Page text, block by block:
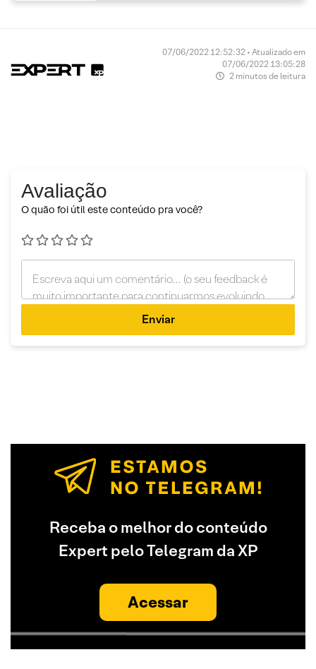
07/06/2022 12:52:32 • Atualizado em
07/06/2022 13:05:28
2 minutos de leitura
Avaliação
O quão foi útil este conteúdo pra você?
Enviar
Receba o melhor do conteúdo
Expert pelo Telegram da XP
Acessar